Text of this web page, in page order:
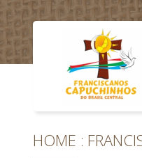
HOME